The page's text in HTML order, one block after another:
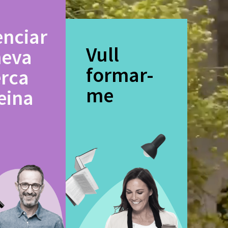
Vull
formar-
me